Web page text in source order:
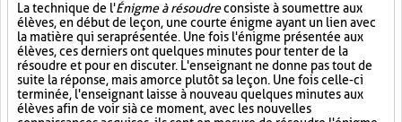
La technique de l'Énigme à résoudreconsiste à soumettre aux
élèves, en début de leçon, une courte énigme ayant un lien avec
la matière qui sera présentée. Une fois l'énigme présentée aux
élèves, ces derniers ont quelques minutes pour tenter de la
résoudre et pour en discuter. L'enseignant ne donne pas tout de
suite la réponse, mais amorce plutôt sa leçon. Une fois celle-ci
terminée, l'enseignant laisse à nouveau quelques minutes aux
élèves afin de voir si à ce moment, avec les nouvelles